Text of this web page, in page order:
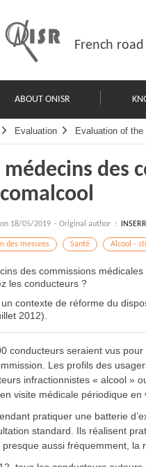
French
ABOUT ONISR
Evaluation Evaluation of the
des
18/05/2019 - Original author :
des mesures Santé Alcool -
des commissions
les conducteurs ?
contexte de réforme du
2012).
conducteurs seraient vus
Les profils des
infractionnistes « alcool »
visite médicale périodique en
pratiquer une batterie
standard. Ils réalisent
aussi fréquemment, la